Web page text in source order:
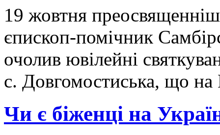
19 жовтня
єпископ-помічник
очолив ювілейні
с. Довгомостиська, що
Чи є біженці на